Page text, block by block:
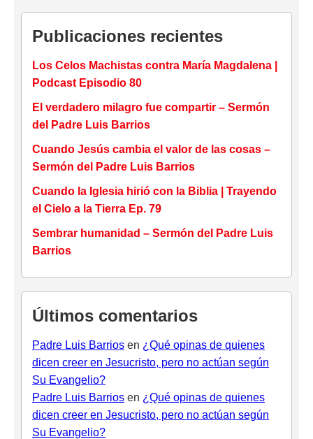
Publicaciones recientes
Los Celos Machistas contra María Magdalena |
Podcast Episodio 80
El verdadero milagro fue compartir – Sermón
del Padre Luis Barrios
Cuando Jesús cambia el valor de las cosas –
Sermón del Padre Luis Barrios
Cuando la Iglesia hirió con la Biblia | Trayendo
el Cielo a la Tierra Ep. 79
Sembrar humanidad – Sermón del Padre Luis
Barrios
Últimos comentarios
Padre Luis Barrios en ¿Qué opinas de quienes
dicen creer en Jesucristo, pero no actúan según
Su Evangelio?
Padre Luis Barrios en ¿Qué opinas de quienes
dicen creer en Jesucristo, pero no actúan según
Su Evangelio?